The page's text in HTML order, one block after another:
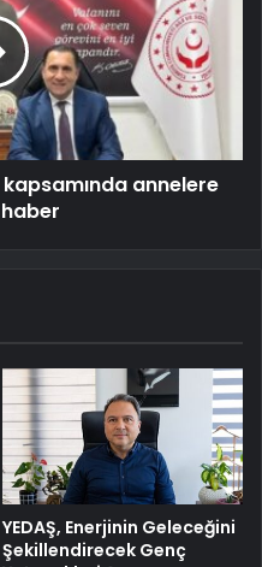
annelere
YEDAŞ, Enerjinin Geleceğini
Şekillendirecek Genç